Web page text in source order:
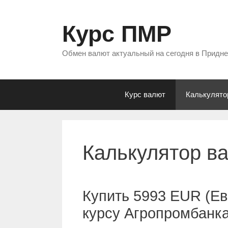
Курс ПМР
Обмен валют актуальный на сегодня в
Курс валют
Калькулятор
Купить 5993 EUR
курсу